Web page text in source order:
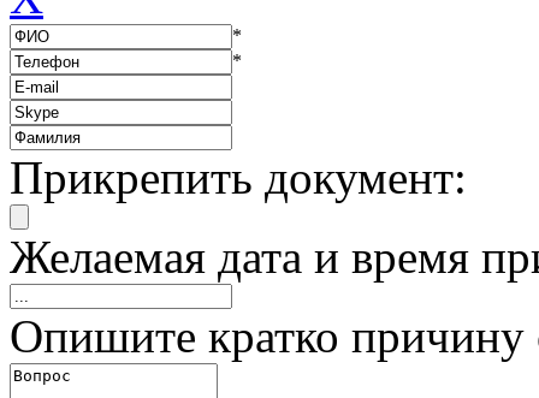
*
*
Прикрепить документ:
Желаемая дата и время
Опишите кратко